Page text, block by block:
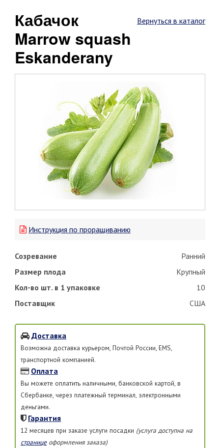
Вернуться в каталог
Кабачок
Marrow squash
Eskanderany
Инструкция по проращиванию
Созревание
Ранний
Размер плода
Крупный
Кол-во шт. в 1 упаковке
10
Поставщик
США
Доставка
Возможна доставка курьером, Почтой России, EMS,
транспортной компанией.
Оплата
Вы можете оплатить наличными, банковской картой, в
Сбербанке, через платежный терминал, электронными
деньгами.
Гарантия
12 месяцев при заказе услуги посадки (услуга доступна на
страницеоформления заказа)